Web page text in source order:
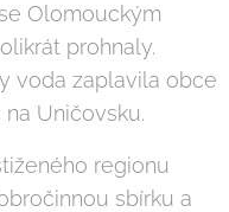
Olomouckým
prohnaly.
voda zaplavila obce
Uničovsku.
regionu
sbírku a